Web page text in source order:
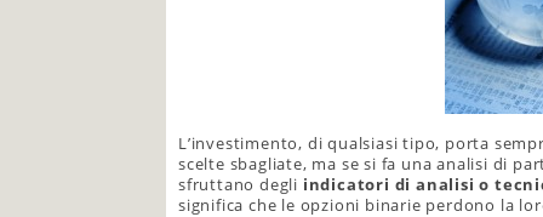
L’investimento, di qualsiasi tipo, porta
scelte sbagliate, ma se si fa una analisi di
sfruttano degli indicatori di analisi o
significa che le opzioni binarie perdono la